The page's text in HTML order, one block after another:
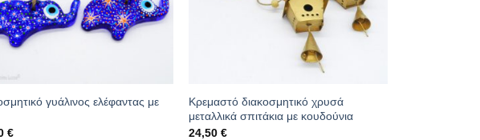
γυάλινος ελέφαντας με
€
Κρεμαστό διακοσμητικό χρυσά
μεταλλικά σπιτάκια με κουδούνια
24,50€